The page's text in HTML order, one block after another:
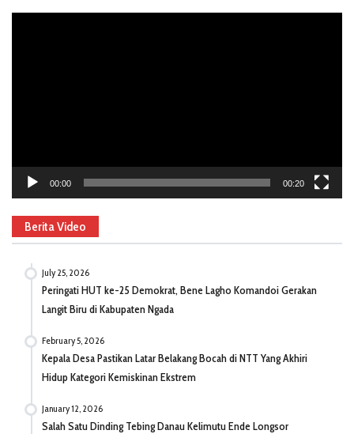
00:00 00:20
Berita Video
July 25, 2026
Peringati HUT ke-25 Demokrat, Bene Lagho Komandoi Gerakan
Langit Biru di Kabupaten Ngada
February 5, 2026
Kepala Desa Pastikan Latar Belakang Bocah di NTT Yang Akhiri
Hidup Kategori Kemiskinan Ekstrem
January 12, 2026
Salah Satu Dinding Tebing Danau Kelimutu Ende Longsor